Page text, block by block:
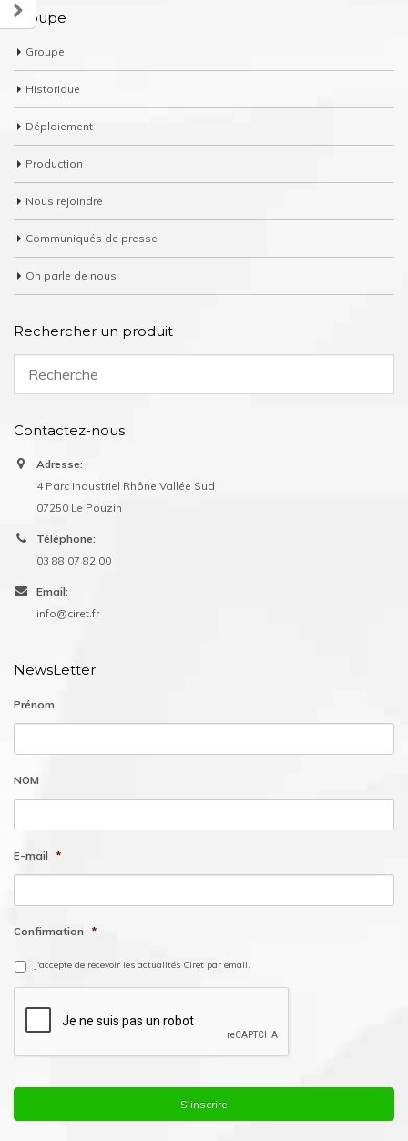
Groupe
Groupe
Historique
Déploiement
Production
Nous rejoindre
Communiqués de presse
On parle de nous
Rechercher un produit
Contactez-nous
Adresse:
4 Parc Industriel Rhône Vallée Sud
07250 Le Pouzin
Téléphone:
03 88 07 82 00
Email:
info@ciret.fr
NewsLetter
Prénom
NOM
E-mail *
Confirmation *
J'accepte de recevoir les actualités Ciret par email.